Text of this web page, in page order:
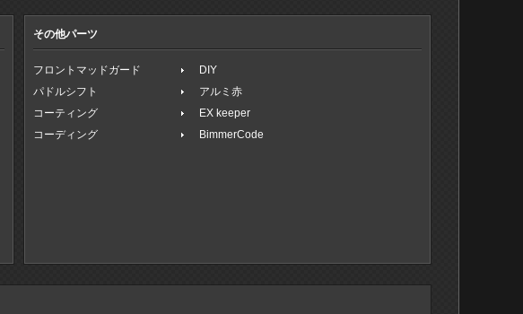
その他パーツ
フロントマッドガード
DIY
パドルシフト
アルミ赤
コーティング
EX keeper
コーディング
BimmerCode